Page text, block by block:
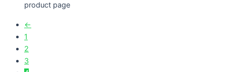
product page
←
1
2
3